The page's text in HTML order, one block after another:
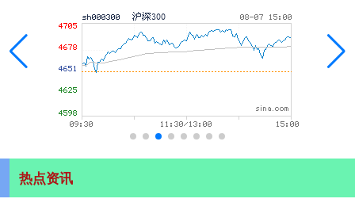
热点资讯